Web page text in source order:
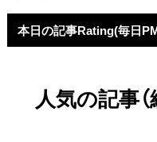
本日の記事Rating(毎日
人気の記事（